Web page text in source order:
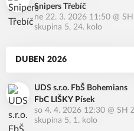
Snipers Třebíč
ne 22. 3. 2026 11:50 @
skupina 5, 24. kolo
DUBEN 2026
UDS s.r.o. FbŠ Bohemians
FbC LIŠKY Písek
so 4. 4. 2026 12:30 @ SH
skupina 5, 1. kolo